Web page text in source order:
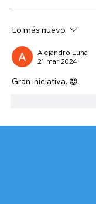
ADM Pintando
Lo más nuevo
Alejandro Luna
21 mar 2024
Gran iniciativa. 😍